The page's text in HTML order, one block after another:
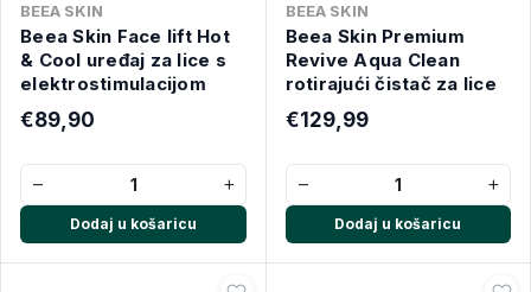
BEEA SKIN
Beea Skin Face lift Hot
& Cool uređaj za lice s
elektrostimulacijom
€89,90
− +
Dodaj u košaricu
BEEA SKIN
Beea Skin Premium
Revive Aqua Clean
rotirajući čistač za lice
€129,99
− +
Dodaj u košaricu